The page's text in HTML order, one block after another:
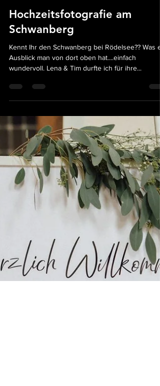
10. Dez. 2019
1 Min. Lesezeit
Hochzeitsfotografie am
wundervoll. Lena & Tim durfte ich für ihre...